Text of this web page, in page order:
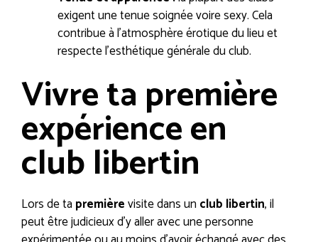
exigent une tenue soignée voire sexy. Cela
contribue à l’atmosphère érotique du lieu et
respecte l’esthétique générale du club.
Vivre ta première
expérience en
club libertin
Lors de ta premièrevisite dans un club libertin, il
peut être judicieux d’y aller avec une personne